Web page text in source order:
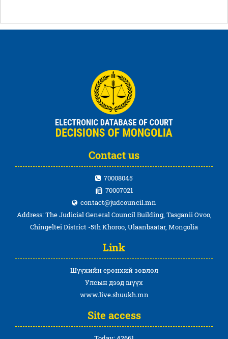
Contact us
70008045
70007021
contact@judcouncil.mn
Address: The Judicial General Council Building, Tasganii Ovoo,
Chingeltei District -5th Khoroo, Ulaanbaatar, Mongolia
Link
Шүүхийн ерөнхий зөвлөл
Улсын дээд шүүх
www.live.shuukh.mn
Site access